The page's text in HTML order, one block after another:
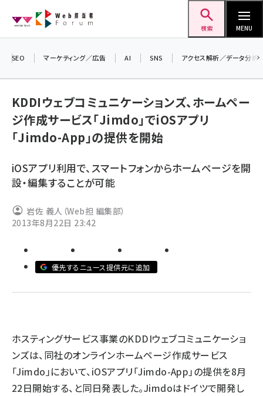
ン
検索 MENU
seo (3526)
youtube (2434)
セミナー (2307)
meo (1275)
SEO マーケティング／広告 AI SNS アクセス解析／データ分析
KDDIウェブコミュニケーションズ、ホームペー
ジ作成サービス「Jimdo」でiOSアプリ
「Jimdo-App」の提供を開始
iOSアプリ利用で、スマートフォンからホームページを開
設・編集することが可能
岩佐 義人（Web担 編集部）
2013年8月22日 23:42
優先するニュース提供元に追加
ホスティングサービス事業のKDDIウェブコミュニケーショ
ンズは、同社のオンラインホームページ作成サービス
「Jimdo」において、iOSアプリ「Jimdo-App」の提供を8月
22日開始する、と同日発表した。Jimdoはドイツで開発し
る